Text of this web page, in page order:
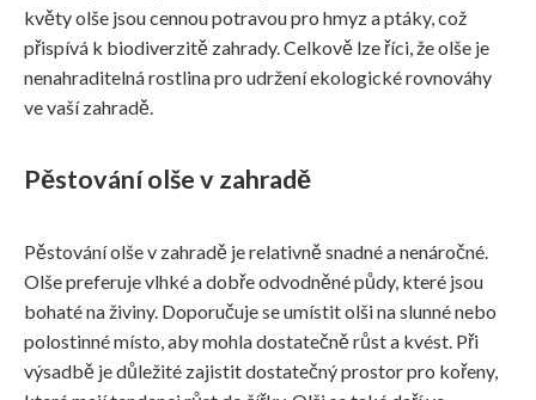
květy olše jsou cennou potravou pro hmyz a ptáky, což
přispívá k biodiverzitě zahrady. Celkově lze říci, že olše je
nenahraditelná rostlina pro udržení ekologické rovnováhy
ve vaší zahradě.
Pěstování olše v zahradě
Pěstování olše v zahradě je relativně snadné a nenáročné.
Olše preferuje vlhké a dobře odvodněné půdy, které jsou
bohaté na živiny. Doporučuje se umístit olši na slunné nebo
polostinné místo, aby mohla dostatečně růst a kvést. Při
výsadbě je důležité zajistit dostatečný prostor pro kořeny,